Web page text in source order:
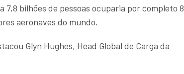
7,8 bilhões de pessoas ocuparia por completo 8
aeronaves do mundo.
Glyn Hughes, Head Global de Carga da